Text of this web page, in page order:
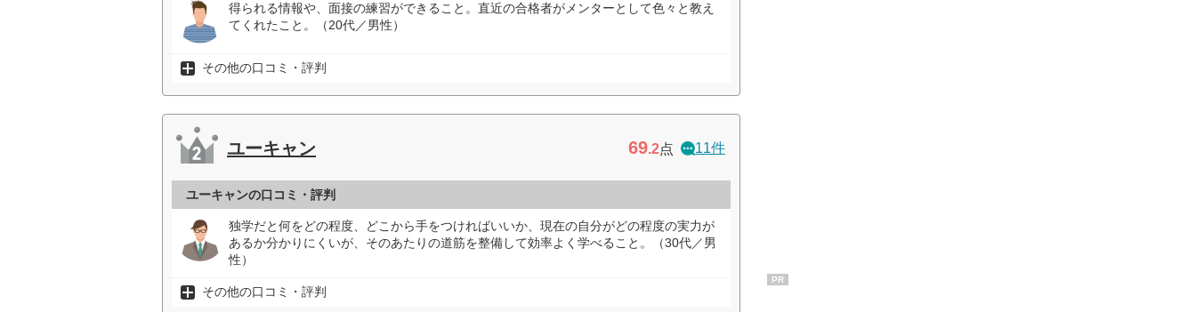
得られる情報や、面接の練習ができること。直近の合格者がメンターとして色々と教え
てくれたこと。（20代／男性）
その他の口コミ・評判
ユーキャン 69.2点 11件
ユーキャンの口コミ・評判
独学だと何をどの程度、どこから手をつければいいか、現在の自分がどの程度の実力が
あるか分かりにくいが、そのあたりの道筋を整備して効率よく学べること。（30代／男
性）
その他の口コミ・評判
PR